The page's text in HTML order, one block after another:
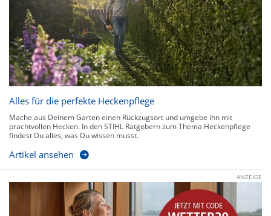
Alles für die perfekte Heckenpflege
Mache aus Deinem Garten einen Rückzugsort und umgebe ihn mit
prachtvollen Hecken. In den STIHL Ratgebern zum Thema Heckenpflege
findest Du alles, was Du wissen musst.
Artikel ansehen
ANZEIGE